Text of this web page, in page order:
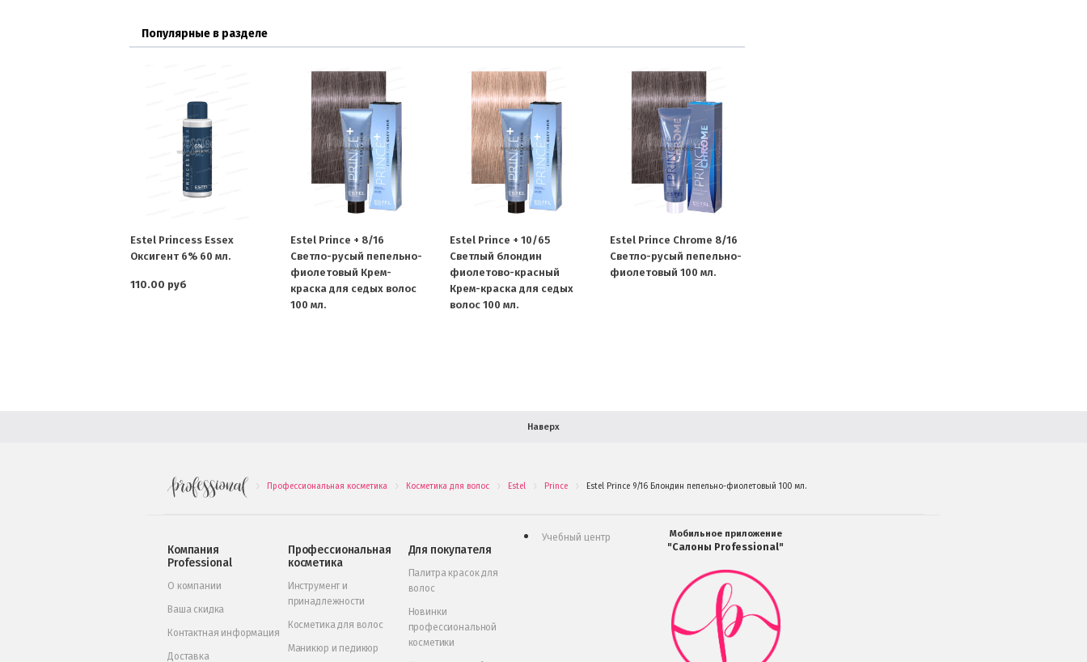
Популярные в разделе
Estel Princess Essex
Оксигент 6% 60 мл.
110.00 руб
Estel Prince + 8/16
Светло-русый пепельно-
фиолетовый Крем-
краска для седых волос
100 мл.
Estel Prince + 10/65
Светлый блондин
фиолетово-красный
Крем-краска для седых
волос 100 мл.
Estel Prince Chrome 8/16
Светло-русый пепельно-
фиолетовый 100 мл.
Наверх
Профессиональная косметика Косметика для волос Estel Prince Estel Prince 9/16 Блондин пепельно-фиолетовый 100 мл.
Компания
Professional
О компании
Ваша скидка
Контактная информация
Доставка
Профессиональная
косметика
Инструмент и
принадлежности
Косметика для волос
Маникюр и педикюр
Для покупателя
Палитра красок для
волос
Новинки
профессиональной
косметики
Учебный центр Мобильное приложение
"Салоны Professional"
Мобильное
приложение
Салоны
Professional
загрузить
в
Google